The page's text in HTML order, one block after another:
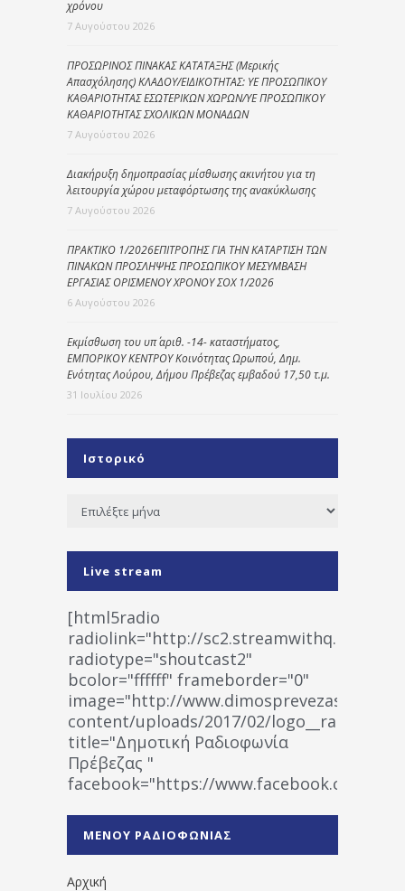
χρόνου
7 Αυγούστου 2026
ΠΡΟΣΩΡΙΝΟΣ ΠΙΝΑΚΑΣ ΚΑΤΑΤΑΞΗΣ (Μερικής
Απασχόλησης) ΚΛΑΔΟΥ/ΕΙΔΙΚΟΤΗΤΑΣ: ΥΕ ΠΡΟΣΩΠΙΚΟΥ
ΚΑΘΑΡΙΟΤΗΤΑΣ ΕΣΩΤΕΡΙΚΩΝ ΧΩΡΩΝ/ΥΕ ΠΡΟΣΩΠΙΚΟΥ
ΚΑΘΑΡΙΟΤΗΤΑΣ ΣΧΟΛΙΚΩΝ ΜΟΝΑΔΩΝ
7 Αυγούστου 2026
Διακήρυξη δημοπρασίας μίσθωσης ακινήτου για τη
λειτουργία χώρου μεταφόρτωσης της ανακύκλωσης
7 Αυγούστου 2026
ΠΡΑΚΤΙΚΟ 1/2026ΕΠΙΤΡΟΠΗΣ ΓΙΑ ΤΗΝ ΚΑΤΑΡΤΙΣΗ ΤΩΝ
ΠΙΝΑΚΩΝ ΠΡΟΣΛΗΨΗΣ ΠΡΟΣΩΠΙΚΟΥ ΜΕΣΥΜΒΑΣΗ
ΕΡΓΑΣΙΑΣ ΟΡΙΣΜΕΝΟΥ ΧΡΟΝΟΥ ΣΟΧ 1/2026
6 Αυγούστου 2026
Εκμίσθωση του υπ΄ αριθ. -14- καταστήματος,
ΕΜΠΟΡΙΚΟΥ ΚΕΝΤΡΟΥ Κοινότητας Ωρωπού, Δημ.
Ενότητας Λούρου, Δήμου Πρέβεζας εμβαδού 17,50 τ.μ.
31 Ιουλίου 2026
Ιστορικό
Ιστορικό
Live stream
[html5radio
radiolink="http://
radiotype="shoutcast2"
bcolor="ffffff" frameborder="0"
image="http://www.dimosprevezas.gr/wp-
content/uploads/2017/02/
title="Δημοτική Ραδιοφωνία
Πρέβεζας "
facebook="https://www.facebook.com/
1531194763766854/" artist="" ]
ΜΕΝΟΥ ΡΑΔΙΟΦΩΝΙΑΣ
Αρχική